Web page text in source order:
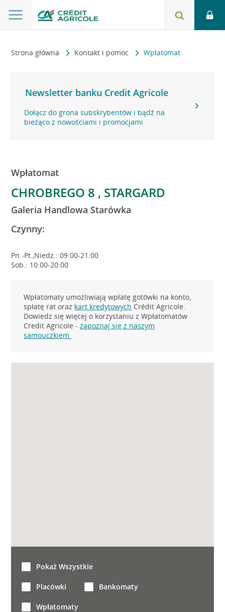
Strona główna Kontakt i pomoc Wpłatomat
Newsletter banku Credit Agricole
Dołącz do grona subskrybentów i bądź na
bieżąco z nowościami i promocjami
Wpłatomat
CHROBREGO 8 , STARGARD
Galeria Handlowa Starówka
Czynny:
Pn.-Pt.,Niedz.: 09:00-21:00
Sob.: 10:00-20:00
Wpłatomaty umożliwiają wpłatę gotówki na konto,
spłatę rat oraz kart kredytowych Crédit Agricole.
Dowiedz się więcej o korzystaniu z Wpłatomatów
Credit Agricole -zapoznaj się z naszym
samouczkiem.
Pokaż Wszystkie
Placówki Bankomaty
Wpłatomaty